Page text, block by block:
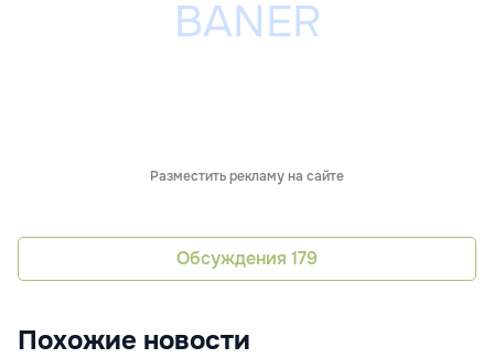
Разместить рекламу на сайте
Обсуждения 179
Похожие новости